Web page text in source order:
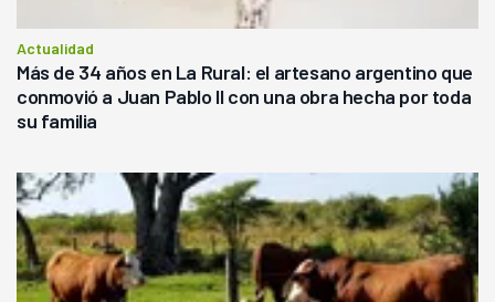
Actualidad
Más de 34 años en La Rural: el artesano argentino que
conmovió a Juan Pablo II con una obra hecha por toda
su familia